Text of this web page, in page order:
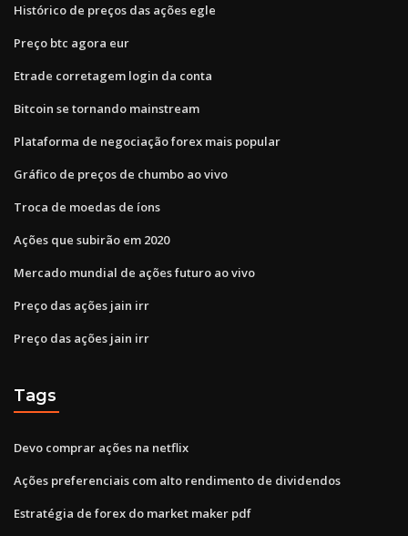
Histórico de preços das ações egle
Preço btc agora eur
Etrade corretagem login da conta
Bitcoin se tornando mainstream
Plataforma de negociação forex mais popular
Gráfico de preços de chumbo ao vivo
Troca de moedas de íons
Ações que subirão em 2020
Mercado mundial de ações futuro ao vivo
Preço das ações jain irr
Preço das ações jain irr
Tags
Devo comprar ações na netflix
Ações preferenciais com alto rendimento de dividendos
Estratégia de forex do market maker pdf